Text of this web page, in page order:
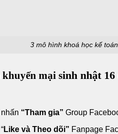
3 mô hình khoá học kế
mại sinh nhật
“Tham gia” Group
Like và Theo dõi” Fanpage